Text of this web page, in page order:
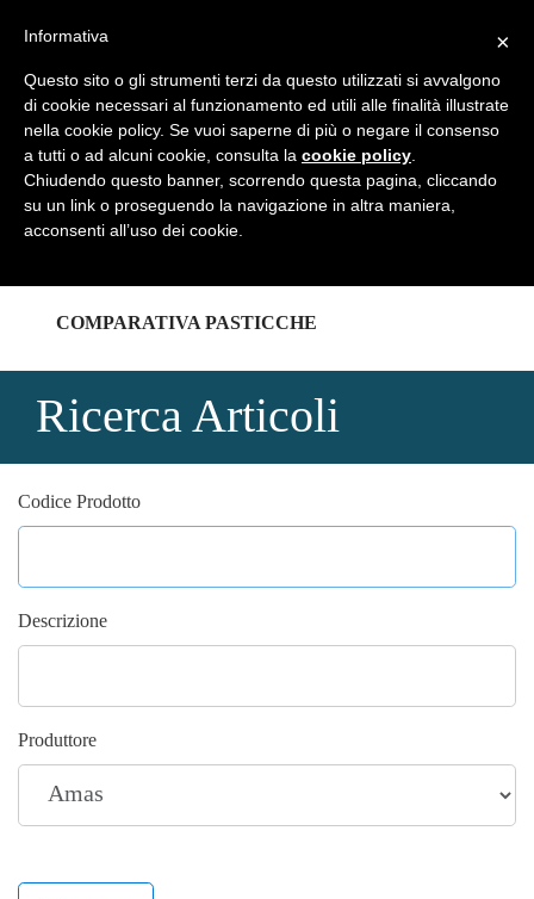
REGISTRATI
HOME
COMPARATIVA PASTICCHE
Ricerca Articoli
Codice Prodotto
Descrizione
Produttore
×
Informativa
Questo sito o gli strumenti terzi da questo utilizzati si avvalgono
di cookie necessari al funzionamento ed utili alle finalità illustrate
nella cookie policy. Se vuoi saperne di più o negare il consenso
a tutti o ad alcuni cookie, consulta la cookie policy
Chiudendo questo banner, scorrendo questa pagina, cliccando
su un link o proseguendo la navigazione in altra maniera,
acconsenti all’uso dei cookie.